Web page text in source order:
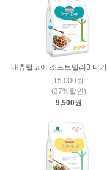
내츄럴코어 소프트델리3 터
15,000원
(37%할인)
9,500원